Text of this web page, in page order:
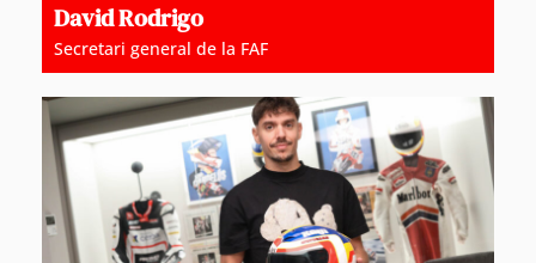
David Rodrigo
Secretari general de la FAF